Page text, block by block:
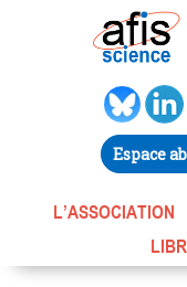
Espace
L’ASSOCIATION